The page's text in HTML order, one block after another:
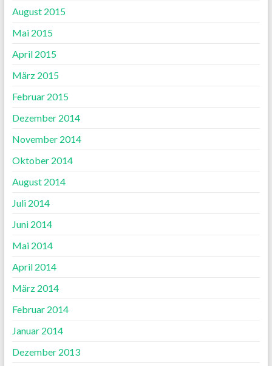
August 2015
Mai 2015
April 2015
März 2015
Februar 2015
Dezember 2014
November 2014
Oktober 2014
August 2014
Juli 2014
Juni 2014
Mai 2014
April 2014
März 2014
Februar 2014
Januar 2014
Dezember 2013